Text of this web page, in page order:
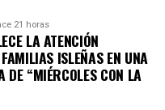
severas
dejando más de
destruidas. Equipos
zonas incomunicadas.
21 horas
LA ATENCIÓN
ISLEÑAS EN UNA
DE “MIÉRCOLES CON LA